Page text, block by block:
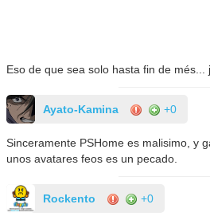
Eso de que sea solo hasta fin de més...
Ayato-Kamina +0
Sinceramente PSHome es malisimo, y
unos avatares feos es un pecado.
Rockento +0